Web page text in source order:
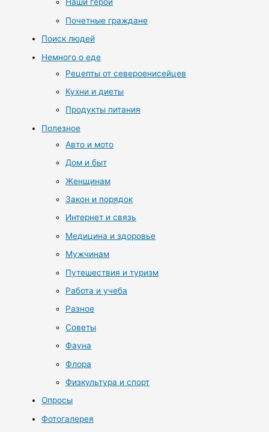
Наши герои
Почетные граждане
Поиск людей
Немного о еде
Рецепты от североенисейцев
Кухни и диеты
Продукты питания
Полезное
Авто и мото
Дом и быт
Женщинам
Закон и порядок
Интернет и связь
Медицина и здоровье
Мужчинам
Путешествия и туризм
Работа и учеба
Разное
Советы
Фауна
Флора
Физкультура и спорт
Опросы
Фотогалерея